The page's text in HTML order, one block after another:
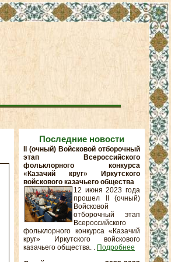
Последние новости
II (очный) Войсковой отборочный
этап Всероссийского
фольклорного конкурса
«Казачий круг» Иркутского
войскового казачьего общества
12 июня 2023 года
прошел II (очный)
Войсковой
отборочный этап
Всероссийского
фольклорного конкурса «Казачий
круг» Иркутского войскового
казачьего общества. . Подробнее